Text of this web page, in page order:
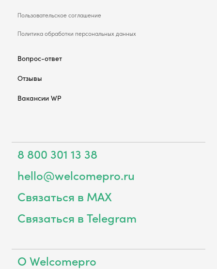
Пользовательское соглашение
Политика обработки персональных данных
Вопрос-ответ
Отзывы
Вакансии WP
8 800 301 13 38
hello@welcomepro.ru
Связаться в MAX
Связаться в Telegram
О Welcomepro